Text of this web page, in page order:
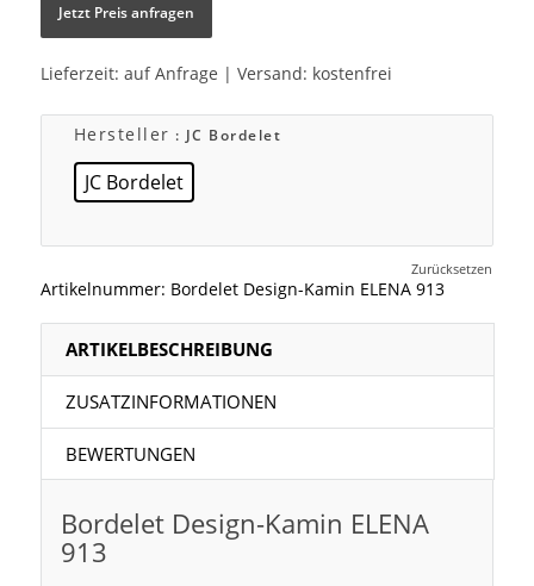
Jetzt Preis anfragen
Lieferzeit: auf Anfrage | Versand: kostenfrei
Hersteller : JC Bordelet
JC Bordelet
Zurücksetzen
Artikelnummer: Bordelet Design-Kamin ELENA 913
ARTIKELBESCHREIBUNG
ZUSATZINFORMATIONEN
BEWERTUNGEN
Bordelet Design-Kamin ELENA
913